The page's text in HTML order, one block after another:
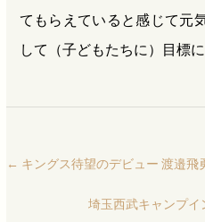
てもらえていると感じて元
して（子どもたちに）目標
← キングス待望のデビュー 渡邉飛
埼玉西武キャンプイ